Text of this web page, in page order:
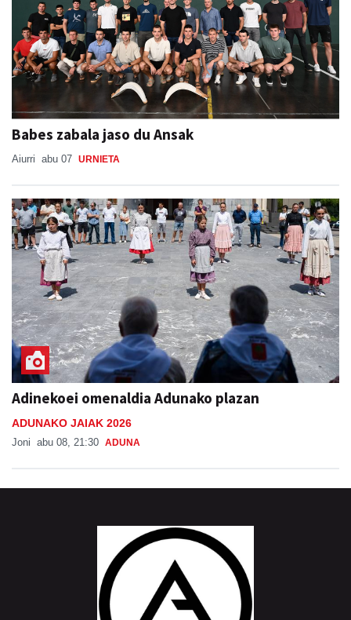
Babes zabala jaso du Ansak
Aiurri abu 07 URNIETA
Adinekoei omenaldia Adunako plazan
ADUNAKO JAIAK 2026
Joni abu 08, 21:30 ADUNA